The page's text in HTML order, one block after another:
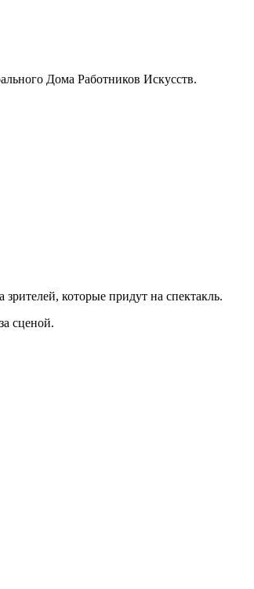
Дома Работников Искусств.
которые придут на спектакль.
сценой.